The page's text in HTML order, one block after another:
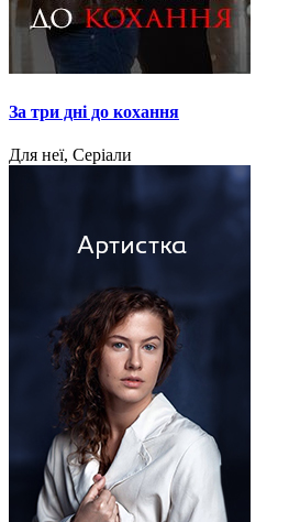
За три дні до кохання
Для неї, Серіали